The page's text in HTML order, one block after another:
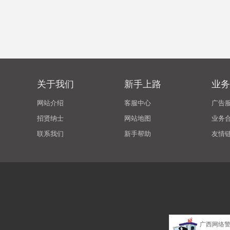
关于我们
网站介绍
招贤纳士
联系我们
新手上路
客服中心
网站地图
新手帮助
业
广告
业务
友情
广西网络警